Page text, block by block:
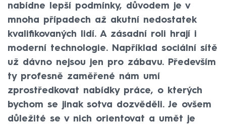
nabídne lepší podmínky, důvodem je v
mnoha případech až akutní nedostatek
kvalifikovaných lidí. A zásadní roli hrají i
moderní technologie. Například sociální sítě
už dávno nejsou jen pro zábavu. Především
ty profesně zaměřené nám umí
zprostředkovat nabídky práce, o kterých
bychom se jinak sotva dozvěděli. Je ovšem
důležité se v nich orientovat a umět je